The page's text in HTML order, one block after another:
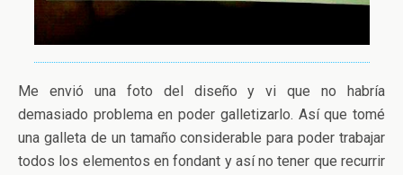
Me envió una foto del diseño y vi que no habría
demasiado problema en poder galletizarlo. Así que tomé
una galleta de un tamaño considerable para poder trabajar
todos los elementos en fondant y así no tener que recurrir